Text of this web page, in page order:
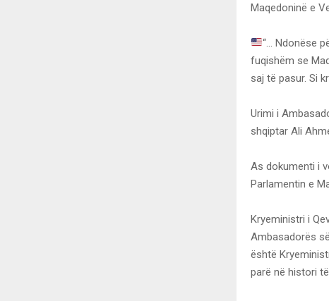
Maqedoninë e
“… Ndonëse
fuqishëm se
saj të pasur. Si
Urimi i
shqiptar Ali
As dokumenti i
Parlamentin e
Kryeministri i
Ambasadorës
është
parë në histori